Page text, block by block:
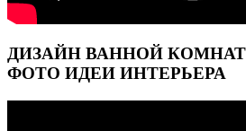
ДИЗАЙН ВАННОЙ КОМНАТЫ
ФОТО ИДЕИ ИНТЕРЬЕРА